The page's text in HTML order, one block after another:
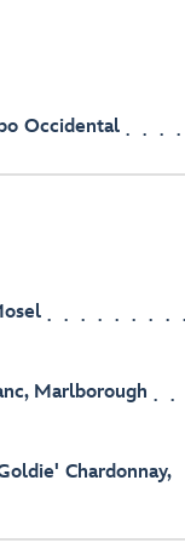
Occidental
Marlborough
Chardonnay,